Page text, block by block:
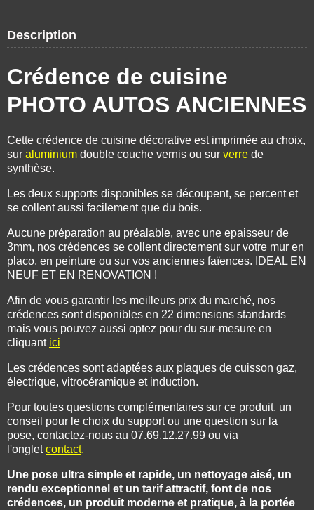
Description
Crédence de cuisine
PHOTO AUTOS ANCIENNES
Cette crédence de cuisine décorative est imprimée au choix,
sur aluminium double couche vernis ou sur verre de
synthèse.
Les deux supports disponibles se découpent, se percent et
se collent aussi facilement que du bois.
Aucune préparation au préalable, avec une epaisseur de
3mm, nos crédences se collent directement sur votre mur en
placo, en peinture ou sur vos anciennes faïences. IDEAL EN
NEUF ET EN RENOVATION !
Afin de vous garantir les meilleurs prix du marché, nos
crédences sont disponibles en 22 dimensions standards
mais vous pouvez aussi optez pour du sur-mesure en
cliquant ici
Les crédences sont adaptées aux plaques de cuisson gaz,
électrique, vitrocéramique et induction.
Pour toutes questions complémentaires sur ce produit, un
conseil pour le choix du support ou une question sur la
pose, contactez-nous au 07.69.12.27.99 ou via
l'ongletcontact.
Une pose ultra simple et rapide, un nettoyage aisé, un
rendu exceptionnel et un tarif attractif, font de nos
crédences, un produit moderne et pratique, à la portée